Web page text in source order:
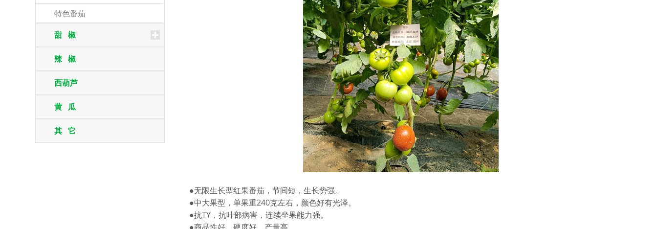
特色番茄
甜 椒
辣 椒
西葫芦
黄 瓜
其 它
●无限生长型红果番茄，节间短，生长势强。
●中大果型，单果重240克左右，颜色好有光泽。
●抗TY，抗叶部病害，连续坐果能力强。
●商品性好，硬度好，产量高。